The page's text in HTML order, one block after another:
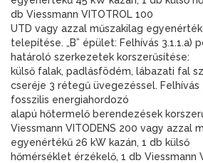
db Viessmann VITOTROL 100
UTD vagy azzal műszakilag
telepítése. „B” épület: Felhívás 3.1.1.a)
határoló szerkezetek korszerűsítése:
külső falak, padlásfödém, lábazati fal
cseréje 3 rétegű üvegezéssel. Felhívás
fosszilis energiahordozó
alapú hőtermelő berendezések
Viessmann VITODENS 200 vagy azzal
egyenértékű 26 kW kazán, 1 db külső
hőmérséklet érzékelő, 1 db Viessmann